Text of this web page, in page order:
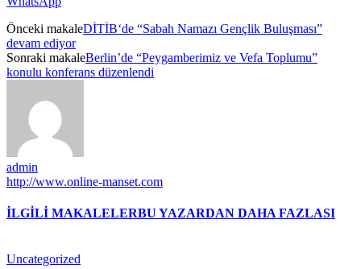
Önceki makaleDİTİB‘de “Sabah Namazı Gençlik Buluşması”
devam ediyor
Sonraki makaleBerlin’de “Peygamberimiz ve Vefa Toplumu”
konulu konferans düzenlendi
admin
http://www.online-manset.com
İLGİLİ MAKALELERBU YAZARDAN DAHA FAZLASI
Uncategorized